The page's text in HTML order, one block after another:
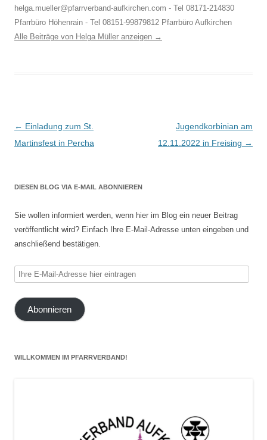
helga.mueller@pfarrverband-aufkirchen.com - Tel 08171-214830
Pfarrbüro Höhenrain - Tel 08151-99879812 Pfarrbüro Aufkirchen
Alle Beiträge von Helga Müller anzeigen →
Beitragsnavigation
← Einladung zum St.
Martinsfest in Percha
Jugendkorbinian am
12.11.2022 in Freising →
DIESEN BLOG VIA E-MAIL ABONNIEREN
Sie wollen informiert werden, wenn hier im Blog ein neuer Beitrag
veröffentlicht wird? Einfach Ihre E-Mail-Adresse unten eingeben und
anschließend bestätigen.
Ihre
Mail-
Adresse
Abonnieren
WILLKOMMEN IM PFARRVERBAND!